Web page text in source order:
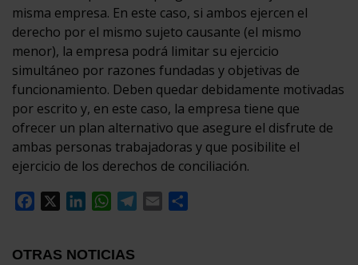
misma empresa. En este caso, si ambos ejercen el
derecho por el mismo sujeto causante (el mismo
menor), la empresa podrá limitar su ejercicio
simultáneo por razones fundadas y objetivas de
funcionamiento. Deben quedar debidamente motivadas
por escrito y, en este caso, la empresa tiene que
ofrecer un plan alternativo que asegure el disfrute de
ambas personas trabajadoras y que posibilite el
ejercicio de los derechos de conciliación.
Facebook
LinkedInWhatsApp
Telegram
Email
OTRAS NOTICIAS